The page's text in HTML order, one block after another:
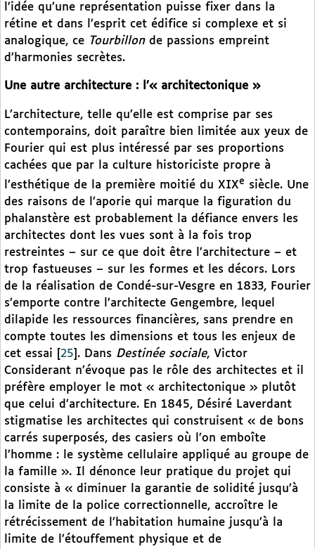
l’idée qu’une représentation puisse fixer dans la
rétine et dans l’esprit cet édifice si complexe et si
analogique, ce Tourbillonde passions empreint
d’harmonies secrètes.
Une autre architecture : l’« architectonique »
L’architecture, telle qu’elle est comprise par ses
contemporains, doit paraître bien limitée aux yeux de
Fourier qui est plus intéressé par ses proportions
cachées que par la culture historiciste propre à
l’esthétique de la première moitié du XIXe siècle. Une
des raisons de l’aporie qui marque la figuration du
phalanstère est probablement la défiance envers les
architectes dont les vues sont à la fois trop
restreintes – sur ce que doit être l’architecture – et
trop fastueuses – sur les formes et les décors. Lors
de la réalisation de Condé-sur-Vesgre en 1833, Fourier
s’emporte contre l’architecte Gengembre, lequel
dilapide les ressources financières, sans prendre en
compte toutes les dimensions et tous les enjeux de
cet essai
25 . Dans Destinée sociale, Victor
Considerant n’évoque pas le rôle des architectes et il
préfère employer le mot « architectonique » plutôt
que celui d’architecture. En 1845, Désiré Laverdant
stigmatise les architectes qui construisent « de bons
carrés superposés, des casiers où l’on emboîte
l’homme : le système cellulaire appliqué au groupe de
la famille ». Il dénonce leur pratique du projet qui
consiste à « diminuer la garantie de solidité jusqu’à
la limite de la police correctionnelle, accroître le
rétrécissement de l’habitation humaine jusqu’à la
limite de l’étouffement physique et de